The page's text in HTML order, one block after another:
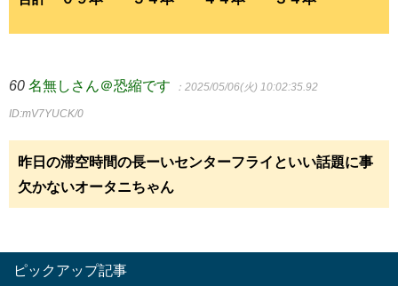
60 名無しさん＠恐縮です ：2025/05/06(火) 10:02:35.92
ID:mV7YUCK/0
昨日の滞空時間の長ーいセンターフライといい話題に事
欠かないオータニちゃん
ピックアップ記事